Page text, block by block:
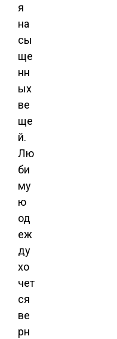
я
на
сы
ще
нн
ых
ве
ще
й.
Лю
би
му
ю
од
еж
ду
хо
чет
ся
ве
рн